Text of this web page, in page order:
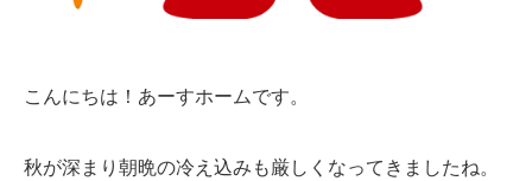
こんにちは！あーすホームです。
秋が深まり朝晩の冷え込みも厳しくなってきましたね。